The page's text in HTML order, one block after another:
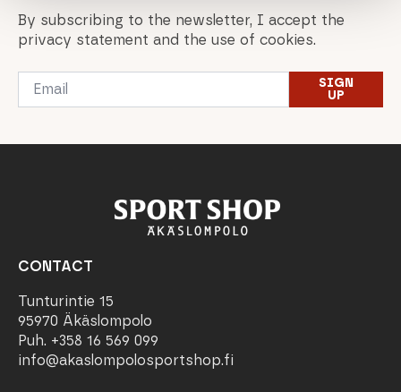
By subscribing to the newsletter, I accept the
privacy statement and the use of cookies.
Email
SIGN
UP
CONTACT
Tunturintie 15
95970 Äkäslompolo
Puh. +358 16 569 099
info@akaslompolosportshop.fi